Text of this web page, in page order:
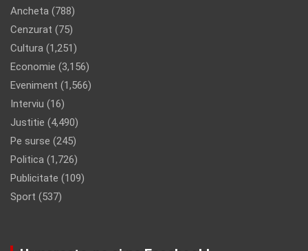
Ancheta (788)
Cenzurat (75)
Cultura (1,251)
Economie (3,156)
Eveniment (1,566)
Interviu (16)
Justitie (4,490)
Pe surse (245)
Politica (1,726)
Publicitate (109)
Sport (537)